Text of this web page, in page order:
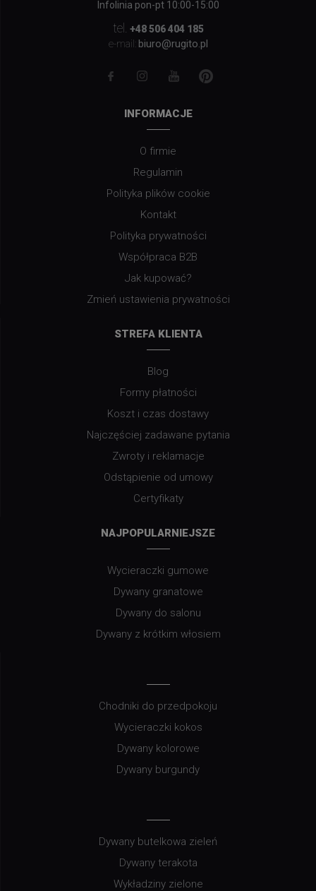
Infolinia pon-pt 10:00-15:00
tel. +48 506 404 185
e-mail: biuro@rugito.pl
INFORMACJE
O firmie
Regulamin
Polityka plików cookie
Kontakt
Polityka prywatności
Współpraca B2B
Jak kupować?
Zmień ustawienia prywatności
STREFA KLIENTA
Blog
Formy płatności
Koszt i czas dostawy
Najczęściej zadawane pytania
Zwroty i reklamacje
Odstąpienie od umowy
Certyfikaty
NAJPOPULARNIEJSZE
Wycieraczki gumowe
Dywany granatowe
Dywany do salonu
Dywany z krótkim włosiem
Chodniki do przedpokoju
Wycieraczki kokos
Dywany kolorowe
Dywany burgundy
Dywany butelkowa zieleń
Dywany terakota
Wykładziny zielone